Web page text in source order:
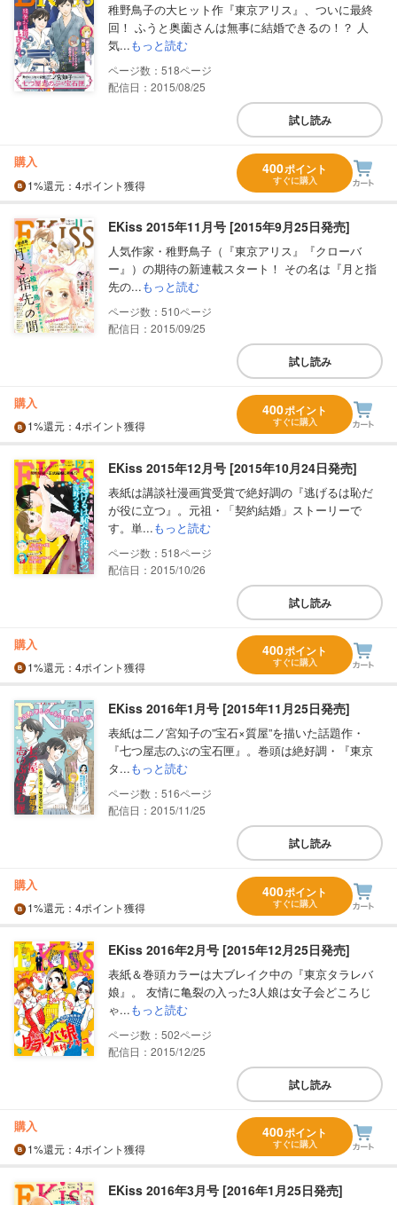
稚野鳥子の大ヒット作『東京アリス』、ついに最終
回！ ふうと奥薗さんは無事に結婚できるの！？ 人
気...もっと読む
518
配信日：2015/08/25
試し読み
購入
1%還元 ：4ポイント獲得
400ポイント
すぐに購入
EKiss 2015年11月号 [2015年9月25日発売]
人気作家・稚野鳥子（『東京アリス』『クローバ
ー』）の期待の新連載スタート！ その名は『月と指
先の...もっと読む
510
配信日：2015/09/25
試し読み
購入
1%還元 ：4ポイント獲得
400ポイント
すぐに購入
EKiss 2015年12月号 [2015年10月24日発売]
表紙は講談社漫画賞受賞で絶好調の『逃げるは恥だ
が役に立つ』。元祖・「契約結婚」ストーリーで
す。単...もっと読む
518
配信日：2015/10/26
試し読み
購入
1%還元 ：4ポイント獲得
400ポイント
すぐに購入
EKiss 2016年1月号 [2015年11月25日発売]
表紙は二ノ宮知子の”宝石×質屋”を描いた話題作・
『七つ屋志のぶの宝石匣』。巻頭は絶好調・『東京
タ...もっと読む
516
配信日：2015/11/25
試し読み
購入
1%還元 ：4ポイント獲得
400ポイント
すぐに購入
EKiss 2016年2月号 [2015年12月25日発売]
表紙＆巻頭カラーは大ブレイク中の『東京タラレバ
娘』。 友情に亀裂の入った3人娘は女子会どころじ
ゃ...もっと読む
502
配信日：2015/12/25
試し読み
購入
1%還元 ：4ポイント獲得
400ポイント
すぐに購入
EKiss 2016年3月号 [2016年1月25日発売]